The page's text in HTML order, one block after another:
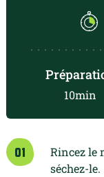
10min
01
Rincez le
séchez-le.